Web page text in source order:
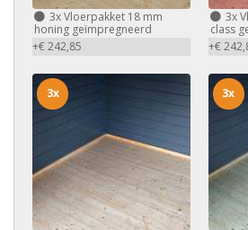
3xVloerpakket 18 mm
honing geïmpregneerd
+€ 242,85
3x
class
+€
3x 3x